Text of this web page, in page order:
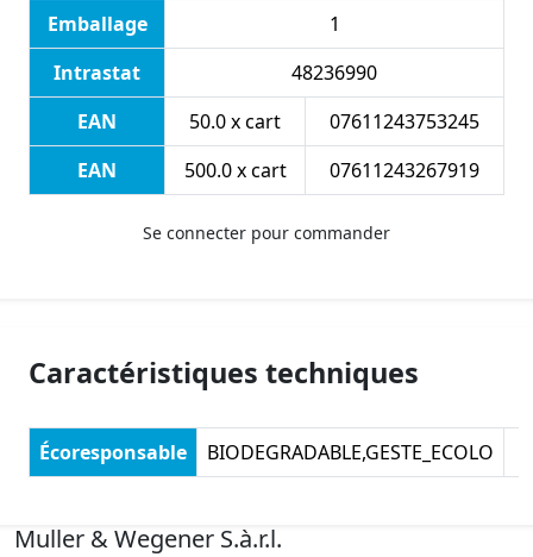
Emballage
1
Intrastat
48236990
EAN
50.0 x cart
07611243753245
EAN
500.0 x cart 07611243267919
Se connecter pour commander
Caractéristiques techniques
Écoresponsable BIODEGRADABLE,GESTE_ECOLO
Muller & Wegener S.à.r.l.